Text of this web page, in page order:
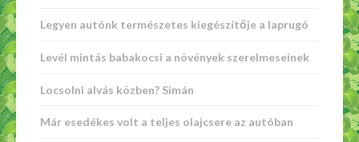
Legyen autónk természetes kiegészítője a laprugó
Levél mintás babakocsi a növények szerelmeseinek
Locsolni alvás közben? Simán
Már esedékes volt a teljes olajcsere az autóban